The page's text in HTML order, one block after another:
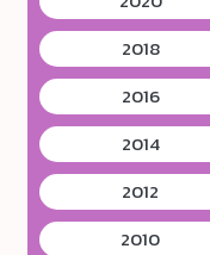
2018
2016
2014
2012
2010